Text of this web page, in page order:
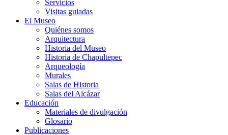
Servicios
Visitas guiadas
El Museo
Quiénes somos
Arquitectura
Historia del Museo
Historia de Chapultepec
Arqueología
Murales
Salas de Historia
Salas del Alcázar
Educación
Materiales de divulgación
Glosario
Publicaciones